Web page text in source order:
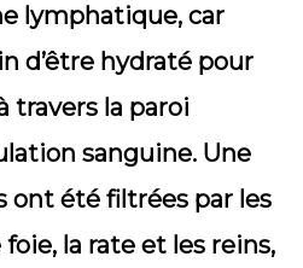
lymphatique, car
d’être hydraté pour
travers la paroi
sanguine. Une
ont été filtrées par les
la rate et les reins,